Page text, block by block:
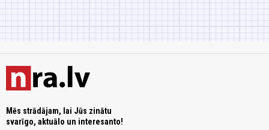
Mēs strādājam, lai Jūs zinātu
svarīgo, aktuālo un interesanto!